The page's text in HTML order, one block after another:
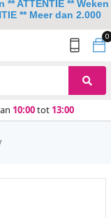
0
10:00tot 13:00
ATTENTIE ** Weken
** Meer dan 2.000